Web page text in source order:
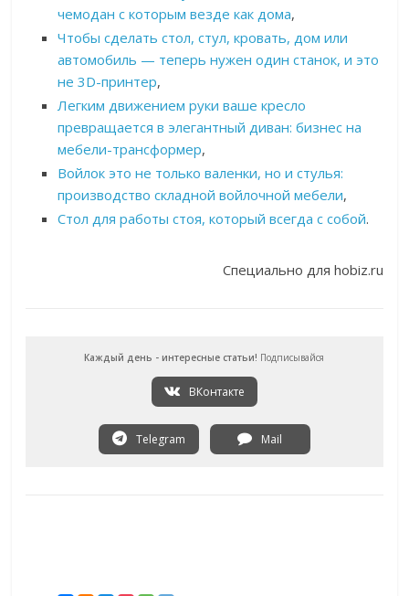
чемодан с которым везде как дома,
Чтобы сделать стол, стул, кровать, дом или
автомобиль — теперь нужен один станок, и это
не 3D-принтер,
Легким движением руки ваше кресло
превращается в элегантный диван: бизнес на
мебели-трансформер,
Войлок это не только валенки, но и стулья:
производство складной войлочной мебели,
Стол для работы стоя, который всегда с собой.
Специально для hobiz.ru
Каждый день - интересные статьи! Подписывайся
ВКонтакте
Telegram Mail